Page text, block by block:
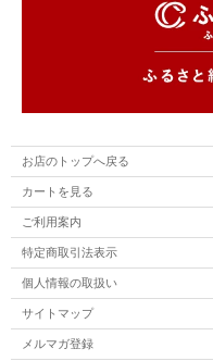
お店のトップへ戻る
カートを見る
ご利用案内
特定商取引法表示
個人情報の取扱い
サイトマップ
メルマガ登録